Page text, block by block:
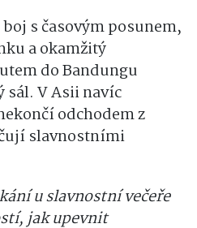
s časovým posunem,
a okamžitý
do Bandungu
sál. V Asii navíc
odchodem z